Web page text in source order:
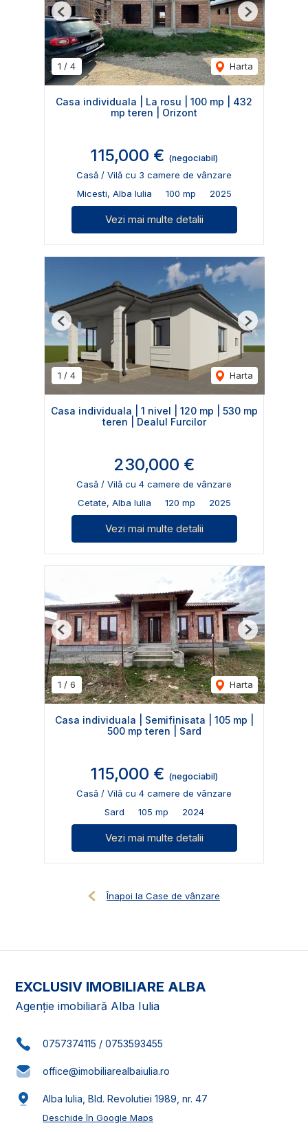
1 / 4 Harta
Previous Next
Casa individuala | La rosu | 100 mp | 432
mp teren | Orizont
115,000 € (negociabil)
Casă / Vilă cu 3 camere de vânzare
Micesti, Alba Iulia
100 mp 2025
Vezi mai multe detalii
1 / 4 Harta
Previous Next
Casa individuala | 1 nivel | 120 mp | 530 mp
teren | Dealul Furcilor
230,000 €
Casă / Vilă cu 4 camere de vânzare
Cetate, Alba Iulia
120 mp 2025
Vezi mai multe detalii
1 / 6 Harta
Previous Next
Casa individuala | Semifinisata | 105 mp |
500 mp teren | Sard
115,000 € (negociabil)
Casă / Vilă cu 4 camere de vânzare
Sard
105 mp 2024
Vezi mai multe detalii
Înapoi la Case de vânzare
EXCLUSIV IMOBILIARE ALBA
Agenție imobiliară Alba Iulia
0757374115 / 0753593455
office@imobiliarealbaiulia.ro
Alba Iulia, Bld. Revolutiei 1989, nr. 47
Deschide în Google Maps